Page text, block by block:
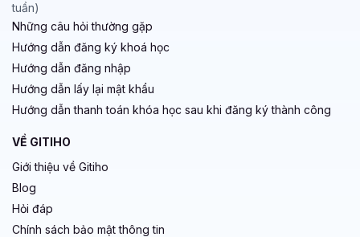
tuần)
Những câu hỏi thường gặp
Hướng dẫn đăng ký khoá học
Hướng dẫn đăng nhập
Hướng dẫn lấy lại mật khẩu
Hướng dẫn thanh toán khóa học sau khi đăng ký thành công
VỀ GITIHO
Giới thiệu về Gitiho
Blog
Hỏi đáp
Chính sách bảo mật thông tin